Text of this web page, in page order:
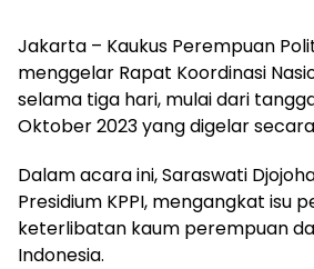
Jakarta – Kaukus Perempuan
menggelar Rapat Koordinasi
selama tiga hari, mulai dari
Oktober 2023 yang digelar
Dalam acara ini, Saraswati
Presidium KPPI, mengangkat isu
keterlibatan kaum perempuan
Indonesia.